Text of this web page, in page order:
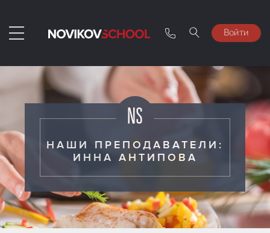
Войти
НАШИ ПРЕПОДАВАТЕЛИ:
ИННА АНТИПОВА